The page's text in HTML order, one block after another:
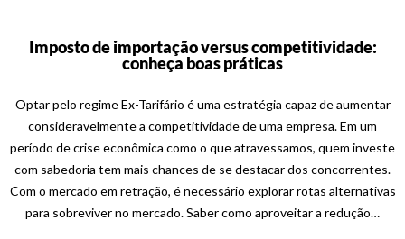
Imposto de importação versus competitividade:
conheça boas práticas
Optar pelo regime Ex-Tarifário é uma estratégia capaz de aumentar
consideravelmente a competitividade de uma empresa. Em um
período de crise econômica como o que atravessamos, quem investe
com sabedoria tem mais chances de se destacar dos concorrentes.
Com o mercado em retração, é necessário explorar rotas alternativas
para sobreviver no mercado. Saber como aproveitar a redução…